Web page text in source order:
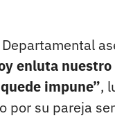
enluta
impune”,
por su pareja